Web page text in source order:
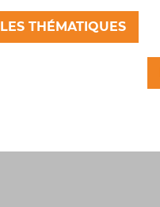
LES THÉMATIQUES